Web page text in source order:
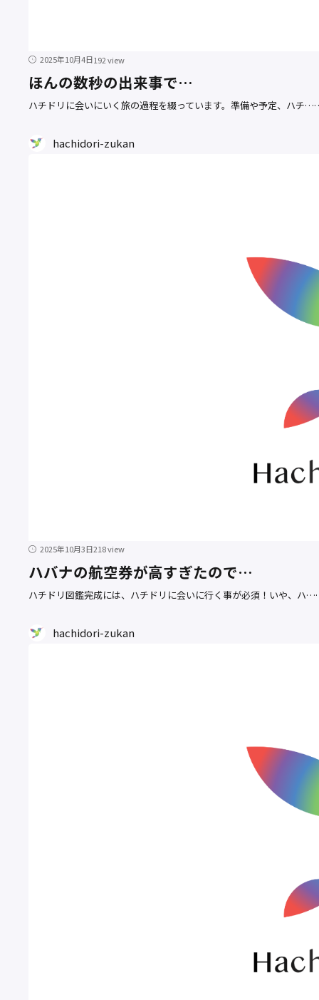
2025年10月4日192 view
ほんの数秒の出来事で…
ハチドリに会いにいく旅の過程を綴っています。準備や予定、ハチ
hachidori-zukan
2025年10月3日218 view
ハバナの航空券が高すぎたので…
ハチドリ図鑑完成には、ハチドリに会いに行く事が必須！いや、ハ
hachidori-zukan